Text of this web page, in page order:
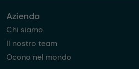
Azienda
Chi siamo
Il nostro team
Ocono nel mondo